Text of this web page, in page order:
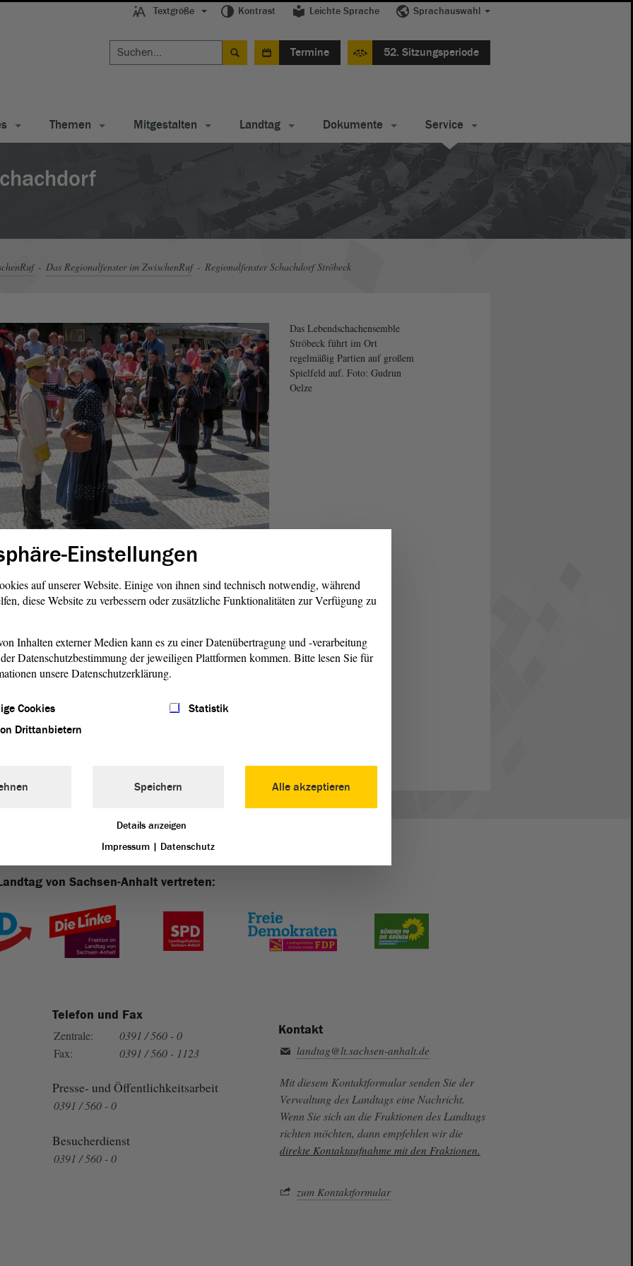
Textgröße Kontrast Leichte Sprache Sprachauswahl
Termine 52. Sitzungsperiode
Themen Mitgestalten Landtag Dokumente Service
Das Regionalfenster im ZwischenRuf Regionalfenster Schachdorf Ströbeck
Das Lebendschachensemble
Ströbeck führt im Ort
regelmäßig Partien auf großem
Spielfeld auf. Foto: Gudrun
Oelze
Dorf spielt Schach
in Größe und territorialer Lage diese Orte
dass dort Bräuche und Traditionen gepflegt werden, die
Vielfalt und dem großen immateriellen Erbe Sachsen-
zum Beispiel wird die Kunst des
zu Generation weitergegeben –und das seit mehr als
Ströbeck (PDF)
von Sachsen-Anhalt vertreten:
Telefon und Fax
Zentrale:
0391 / 560 - 0
Fax:
0391 / 560 - 1123
Presse- und Öffentlichkeitsarbeit
0391 / 560 - 0
Besucherdienst
0391 / 560 - 0
Kontakt
landtag@lt.sachsen-anhalt.de
Mit diesem Kontaktformular senden Sie der
Verwaltung des Landtags eine Nachricht.
Wenn Sie sich an die Fraktionen des Landtags
richten möchten, dann empfehlen wir die
direkte Kontaktaufnahme mit den Fraktionen.
zum Kontaktformular
Einstellungen
auf unserer Website. Einige von ihnen sind technisch notwendig, während
diese Website zu verbessern oder zusätzliche Funktionalitäten zur Verfügung zu
Inhalten externer Medien kann es zu einer Datenübertragung und -verarbeitung
Datenschutzbestimmung der jeweiligen Plattformen kommen. Bitte lesen Sie für
unsere Datenschutzerklärung.
Cookies
Statistik
Drittanbietern
Alle akzeptieren
Speichern
Details anzeigen
Impressum | Datenschutz